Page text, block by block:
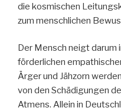
die kosmischen
zum menschlichen
Der Mensch neigt darum
förderlichen
Ärger und Jähzorn
von den Schädigungen
Atmens. Allein in